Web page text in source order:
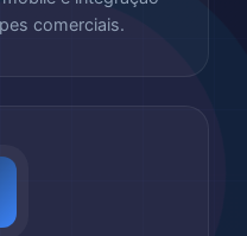
comerciais.